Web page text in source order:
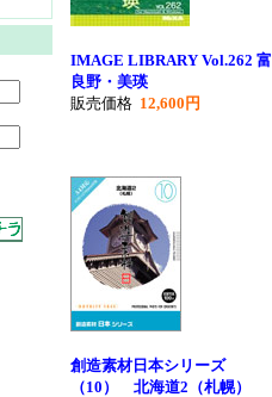
IMAGE LIBRARY Vol.262 富
良野・美瑛
販売価格 12,600円
創造素材日本シリーズ
（10） 北海道2（札幌）